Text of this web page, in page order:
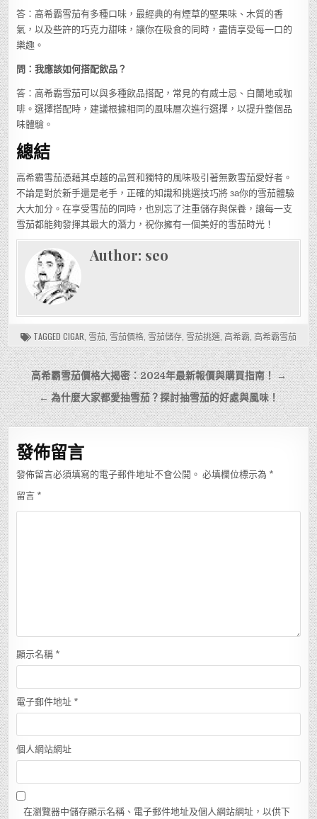
答：高希霸雪茄有多種口味，最經典的有煙草的堅果味、木質的香
氣，以及些許的巧克力甜味，讓你在吸食的同時，盡情享受每一口的
樂趣。
問：我應該如何搭配飲品？
答：高希霸雪茄可以與多種飲品搭配，常見的有威士忌、白蘭地或咖
啡。選擇搭配時，建議根據相同的風味層次進行選擇，以提升整個品
味體驗。
總結
高希霸雪茄憑藉其卓越的品質和獨特的風味吸引著無數雪茄愛好者。
不論是對於新手還是老手，正確的知識和挑選技巧將 за你的雪茄體驗
大大加分。在享受雪茄的同時，也別忘了注重儲存與保養，讓每一支
雪茄都能夠發揮其最大的潛力，祝你擁有一個美好的雪茄時光！
Author: seo
TAGGED CIGAR 雪茄 雪茄價格 雪茄儲存 雪茄挑選 高希霸 高希霸雪茄
文
章
導
覽
高希霸雪茄價格大揭密：2024年最新報價與購買指南！ →
← 為什麼大家都愛抽雪茄？探討抽雪茄的好處與風味！
發佈留言
發佈留言必須填寫的電子郵件地址不會公開。 必填欄位標示為 *
留言 *
顯示名稱 *
電子郵件地址 *
個人網站網址
在瀏覽器中儲存顯示名稱、電子郵件地址及個人網站網址，以供下